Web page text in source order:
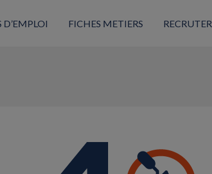
D’EMPLOI FICHES METIERS RECRUTER